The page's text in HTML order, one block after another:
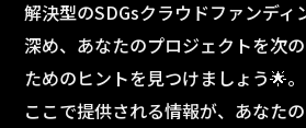
解決型のSDGsクラウドファンディ
深め、あなたのプロジェクトを次
ためのヒントを見つけましょう🌟。
ここで提供される情報が、あなた